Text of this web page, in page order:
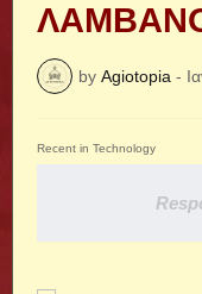
by Agiotopia -
Recent in Technology